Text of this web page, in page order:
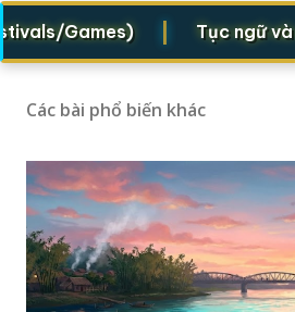
Games) | Tục ngữ và
Các bài phổ biến khác